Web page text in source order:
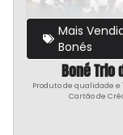
Mais
Bonés
Boné Trio
Produto de qualidade e
Cartão de